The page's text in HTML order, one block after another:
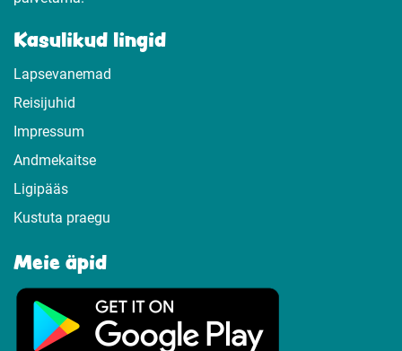
Kasulikud lingid
Lapsevanemad
Reisijuhid
Impressum
Andmekaitse
Ligipääs
Kustuta praegu
Meie äpid